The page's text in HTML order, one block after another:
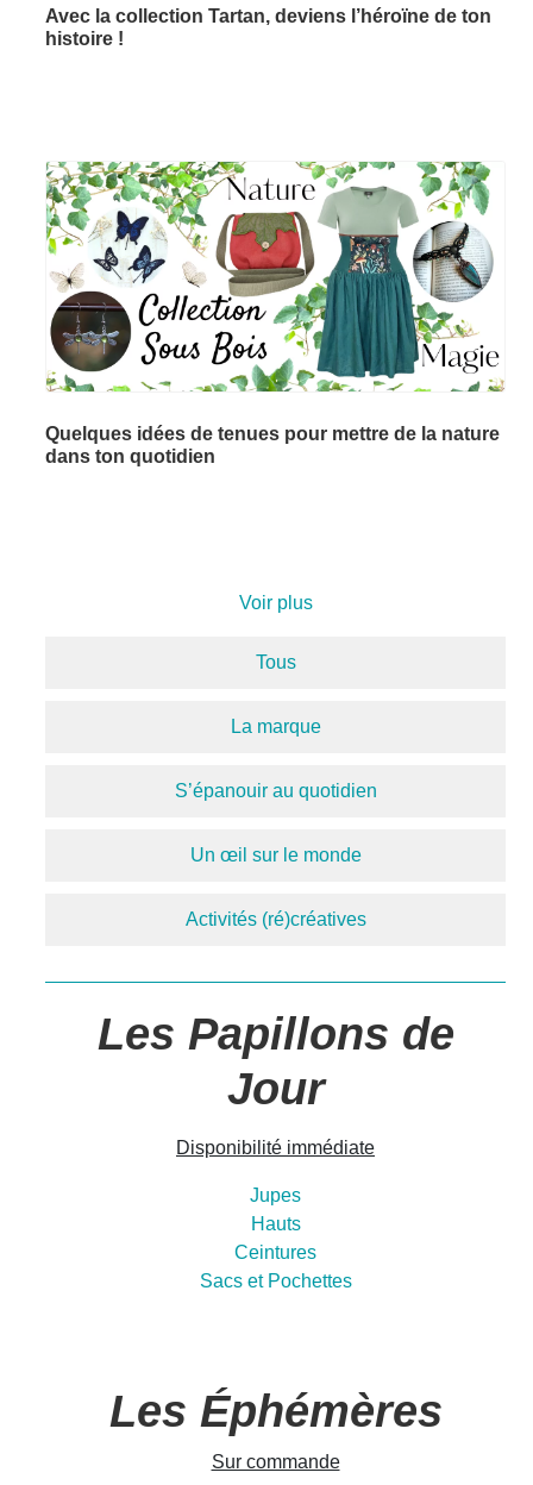
Avec la collection Tartan, deviens l’héroïne de ton
histoire !
Quelques idées de tenues pour mettre de la nature
dans ton quotidien
Voir plus
Tous
La marque
S’épanouir au quotidien
Un œil sur le monde
Activités (ré)créatives
Les Papillons de
Jour
Disponibilité immédiate
Jupes
Hauts
Ceintures
Sacs et Pochettes
Les Éphémères
Sur commande